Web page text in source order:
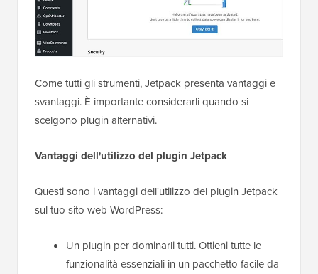
Come tutti gli strumenti, Jetpack presenta vantaggi e
svantaggi. È importante considerarli quando si
scelgono plugin alternativi.
Vantaggi dell'utilizzo del plugin Jetpack
Questi sono i vantaggi dell'utilizzo del plugin Jetpack
sul tuo sito web WordPress:
Un plugin per dominarli tutti. Ottieni tutte le
funzionalità essenziali in un pacchetto facile da